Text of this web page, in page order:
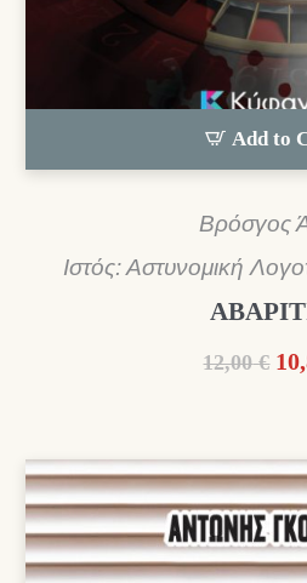
Add to
Βρόσγος
Ιστός: Αστυνομική
12,00 €